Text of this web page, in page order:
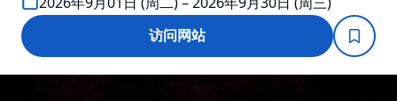
访问网站